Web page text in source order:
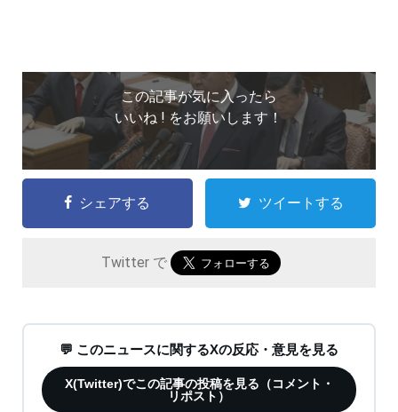
この記事が気に入ったら
いいね ! をお願いします！
シェアする ツイートする
Twitter で
💬 このニュースに関するXの反応・意見を見る
X(Twitter)でこの記事の投稿を見る（コメント・
リポスト）